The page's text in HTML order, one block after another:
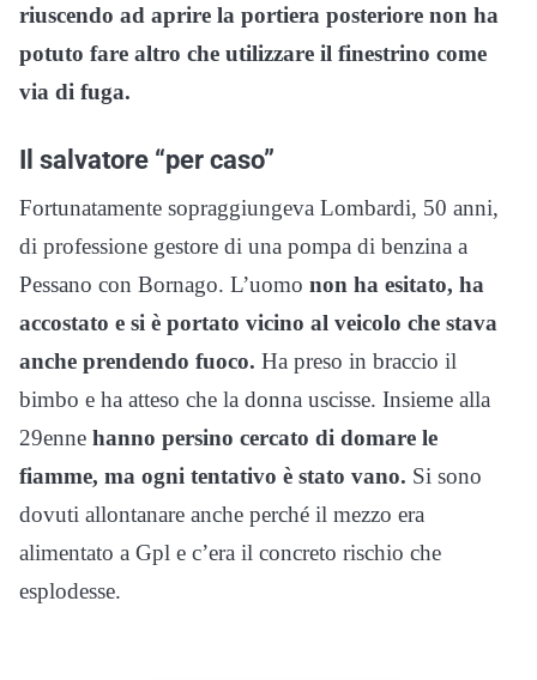
riuscendo ad aprire la portiera posteriore non ha
potuto fare altro che utilizzare il finestrino come
via di fuga.
Il salvatore “per caso”
Fortunatamente sopraggiungeva Lombardi, 50 anni,
di professione gestore di una pompa di benzina a
Pessano con Bornago. L’uomo non ha esitato, ha
accostato e si è portato vicino al veicolo che stava
anche prendendo fuoco. Ha preso in braccio il
bimbo e ha atteso che la donna uscisse. Insieme alla
29enne hanno persino cercato di domare le
fiamme, ma ogni tentativo è stato vano. Si sono
dovuti allontanare anche perché il mezzo era
alimentato a Gpl e c’era il concreto rischio che
esplodesse.